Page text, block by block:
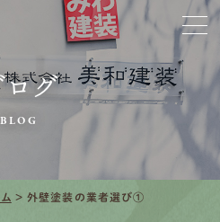
ログ
BLOG
>外壁塗装の業者選び①